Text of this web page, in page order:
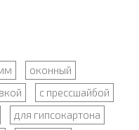
оконный
с прессшайбой
для гипсокартона